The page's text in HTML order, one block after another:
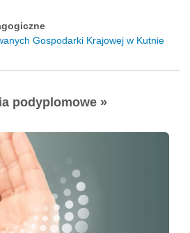
Gospodarki Krajowej w Kutnie
podyplomowe »